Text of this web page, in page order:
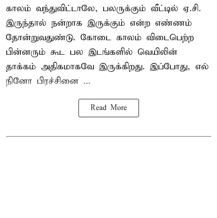
காலம் வந்துவிட்டாலே, பலருக்கும் வீட்டில் ஏ.சி.
இருந்தால் நன்றாக இருக்கும் என்ற எண்ணம்
தோன்றுவதுண்டு. கோடை காலம் விடைபெற்ற
பின்னரும் கூட பல இடங்களில் வெயிலின்
தாக்கம் அதிகமாகவே இருக்கிறது. இப்போது, எல்
நினோ பிரச்சினை ...
Read More